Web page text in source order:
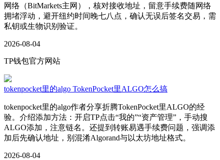
网络（BitMarkets主网），核对接收地址，留意手续费随网络
拥堵浮动，避开纽约时间晚七八点，确认无误后签名交易，需
私钥或生物识别验证。
2026-08-04
TP钱包官方网站
tokenpocket里的algo TokenPocket里ALGO怎么搞
tokenpocket里的algo作者分享折腾TokenPocket里ALGO的经
验。介绍添加方法：开启TP点击“我的”“资产管理”，手动搜
ALGO添加，注意链名。还提到转账易遇手续费问题，强调添
加后先确认地址，别混淆Algorand与以太坊地址格式。
2026-08-04